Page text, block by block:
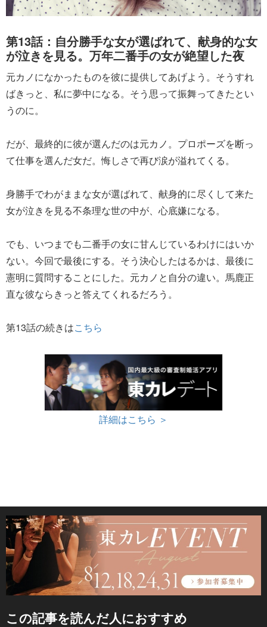
第13話：自分勝手な女が選ばれて、献身的な女
が泣きを見る。万年二番手の女が絶望した夜
元カノになかったものを彼に提供してあげよう。そうすれ
ばきっと、私に夢中になる。そう思って振舞ってきたとい
うのに。
だが、最終的に彼が選んだのは元カノ。プロポーズを断っ
て仕事を選んだ女だ。悔しさで再び涙が溢れてくる。
身勝手でわがままな女が選ばれて、献身的に尽くして来た
女が泣きを見る不条理な世の中が、心底嫌になる。
でも、いつまでも二番手の女に甘んじているわけにはいか
ない。今回で最後にする。そう決心したはるかは、最後に
憲明に質問することにした。元カノと自分の違い。馬鹿正
直な彼ならきっと答えてくれるだろう。
第13話の続きはこちら
詳細はこちら ＞
この記事を読んだ人におすすめ